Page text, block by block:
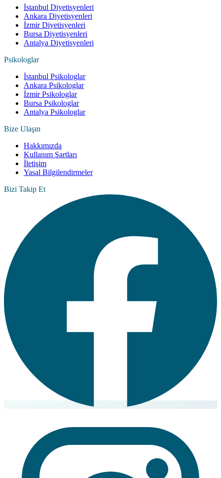
İstanbul Diyetisyenleri
Ankara Diyetisyenleri
İzmir Diyetisyenleri
Bursa Diyetisyenleri
Antalya Diyetisyenleri
Psikologlar
İstanbul Psikologlar
Ankara Psikologlar
İzmir Psikologlar
Bursa Psikologlar
Antalya Psikologlar
Bize Ulaşın
Hakkımızda
Kullanım Şartları
İletişim
Yasal Bilgilendirmeler
Bizi Takip Et